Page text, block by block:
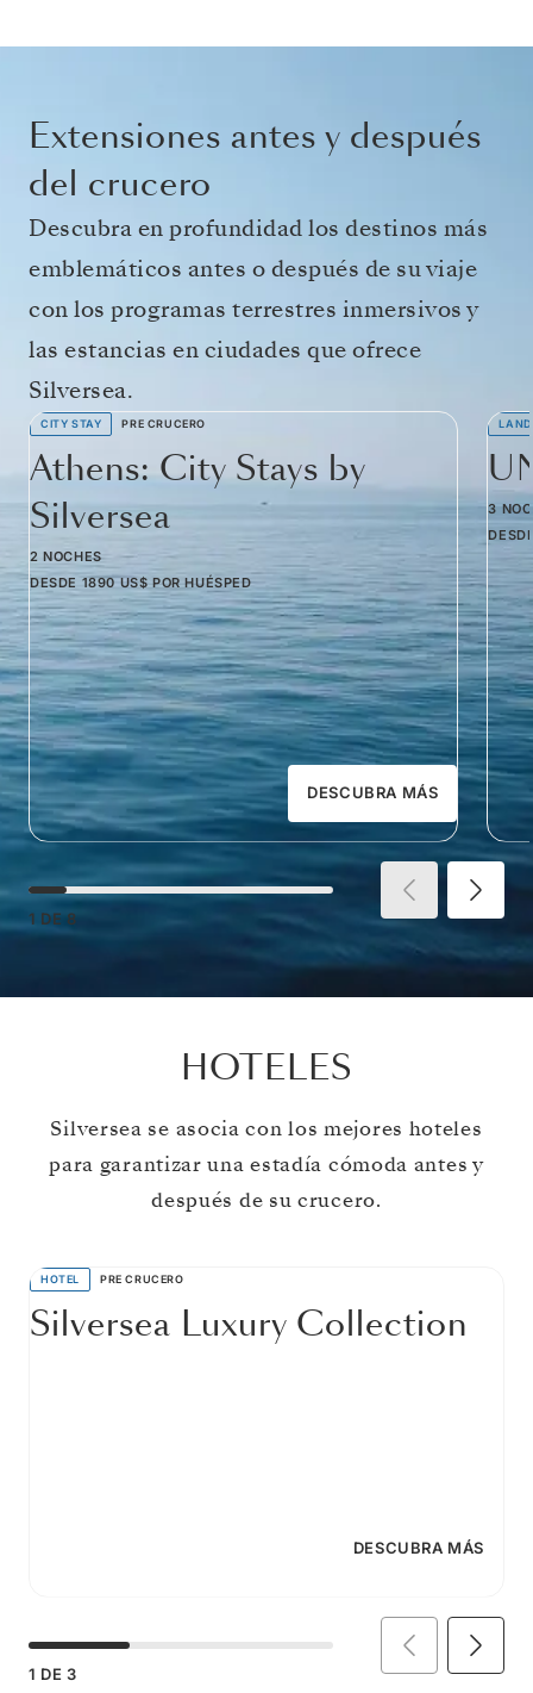
Extensiones antes y después
del crucero
Descubra en profundidad los destinos más
emblemáticos antes o después de su viaje
con los programas terrestres inmersivos y
las estancias en ciudades que ofrece
Silversea.
CITY STAY PRE CRUCERO
Athens: City Stays by
Silversea
2 NOCHES
DESDE 1890 US$ POR HUÉSPED
DESCUBRA MÁS
3
1 DE 8
HOTELES
Silversea se asocia con los mejores hoteles
para garantizar una estadía cómoda antes y
después de su crucero.
HOTEL PRE CRUCERO
Silversea Luxury Collection
DESCUBRA MÁS
1 DE 3